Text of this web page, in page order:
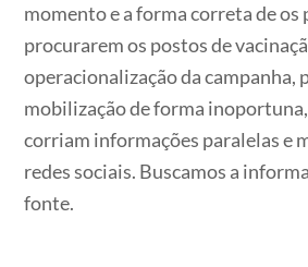
momento e a forma correta de os
procurarem os postos de
operacionalização da campanha,
mobilização de forma inoportuna,
corriam informações paralelas e
redes sociais. Buscamos a
fonte.